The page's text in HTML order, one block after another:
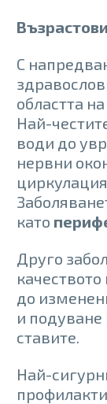
С
областта
Най-
води до
нервни
като
Друго
до
и подуване
ставите.
Най-